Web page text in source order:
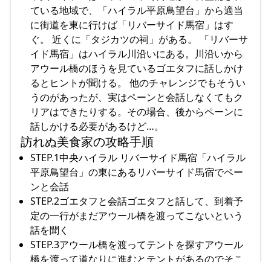
ている地域で、「ハイラル平原鳥望台」から適当
に街道を東に行けば「リバーサイド馬宿」はす
ぐ。 近くに「タジカツの祠」がある。 「リバーサ
イド馬宿」はハイラル川沿いにある。川沿いから
アウール橋のほうを見ているゴエタフに話しかけ
るとヒントが聞ける。 他のチャレンジでもそうい
うのがあったが、実はペーンと会話しなくてもク
リアはできたりする。その場合、後からペーンに
話しかける必要があるけど…。
訪れぬ美食家の攻略手順
STEP.1中央ハイラル リバーサイド馬宿「ハイラル
平原鳥望台」の東にあるリバーサイド馬宿でペー
ンと会話
STEP.2ゴエタフと会話ゴエタフと話して、到着予
定の一行がまだアウール橋を渡ってこないという
話を聞く
STEP.3アウール橋を渡ってテントを探すアウール
橋を渡って道なりに進むとテントがあるのでそこ